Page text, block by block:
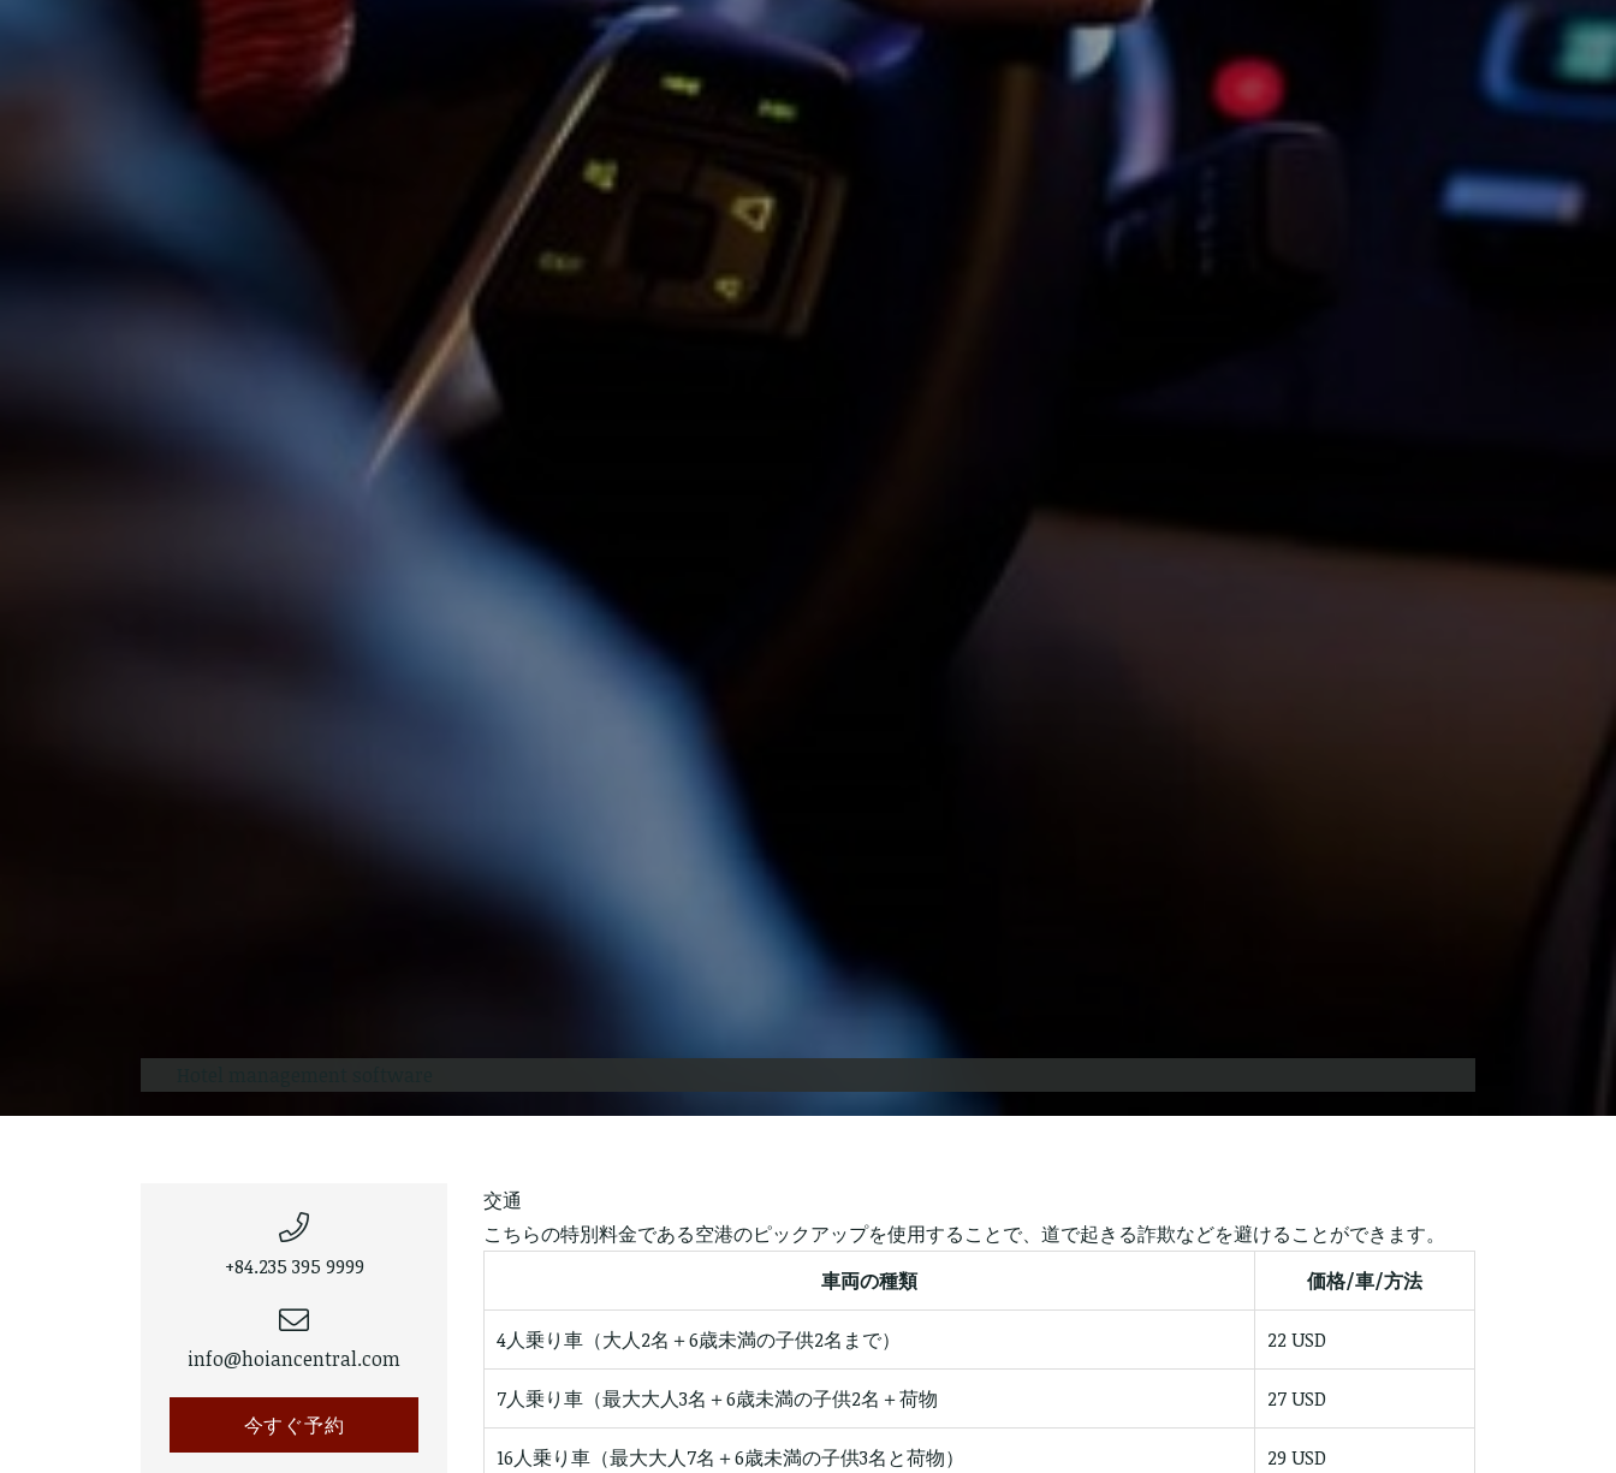
+84.235 395 9999
info@hoiancentral.com
今すぐ予約
交通
こちらの特別料金である空港のピックアップを使用することで、道で起きる詐欺などを避けることができます。
車両の種類
価格/車/方法
4人乗り車（大人2名＋6歳未満の子供2名まで） 22 USD
7人乗り車（最大大人3名＋6歳未満の子供2名＋荷物 27 USD
16人乗り車（最大大人7名＋6歳未満の子供3名と荷物） 29 USD